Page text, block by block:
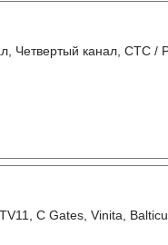
Четвертый канал, СТС
C Gates, Vinita,